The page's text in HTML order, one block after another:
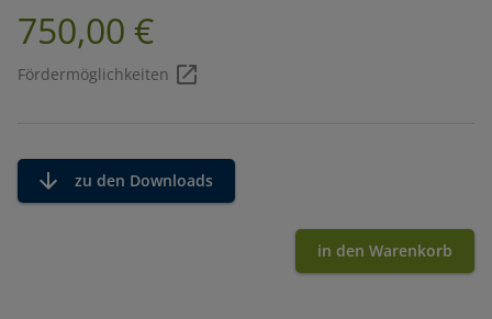
750,00 €
Fördermöglichkeiten
zu den Downloads
in den Warenkorb